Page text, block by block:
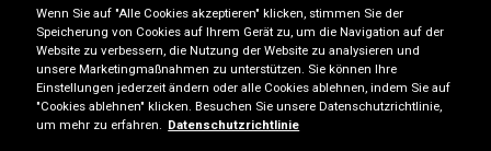
Anfahrtsbeschreibung
Telefonnummer anzeigen
Wenn Sie auf "Alle Cookies akzeptieren" klicken, stimmen Sie der
Speicherung von Cookies auf Ihrem Gerät zu, um die Navigation auf der
Website zu verbessern, die Nutzung der Website zu analysieren und
unsere Marketingmaßnahmen zu unterstützen. Sie können Ihre
Einstellungen jederzeit ändern oder alle Cookies ablehnen, indem Sie auf
"Cookies ablehnen" klicken. Besuchen Sie unsere Datenschutzrichtlinie,
um mehr zu erfahren.
Datenschutzrichtlinie